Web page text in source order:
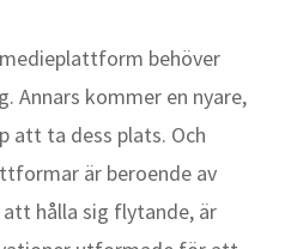
behöver
Annars kommer en nyare,
att ta dess plats. Och
är beroende av
hålla sig flytande, är